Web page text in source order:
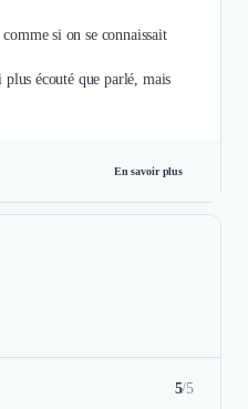
si on se connaissait
écouté que parlé, mais
En savoir plus
5/5